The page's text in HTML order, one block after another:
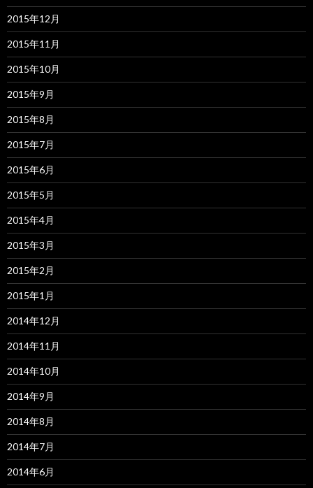
2015年12月
2015年11月
2015年10月
2015年9月
2015年8月
2015年7月
2015年6月
2015年5月
2015年4月
2015年3月
2015年2月
2015年1月
2014年12月
2014年11月
2014年10月
2014年9月
2014年8月
2014年7月
2014年6月